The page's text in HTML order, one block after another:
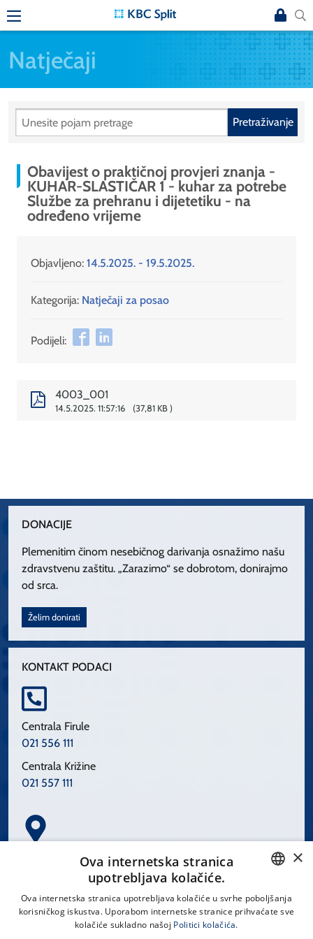
Natječaji
Pretraživanje
Obavijest o praktičnoj provjeri znanja -
KUHAR-SLASTIČAR 1 - kuhar za potrebe
Službe za prehranu i dijetetiku - na
određeno vrijeme
Objavljeno: 14.5.2025. - 19.5.2025.
Kategorija: Natječaji za posao
Podijeli:
4003_001
14.5.2025. 11:57:16 37,81 KB
DONACIJE
Plemenitim činom nesebičnog darivanja osnažimo našu
zdravstvenu zaštitu. „Zarazimo“ se dobrotom, donirajmo
od srca.
Želim donirati
KONTAKT PODACI
Centrala Firule
021 556 111
Centrala Križine
021 557 111
Spinčićeva 1, 21000 Split
CROATIAN
×
Ova internetska stranica
upotrebljava kolačiće.
Ova internetska stranica upotrebljava kolačiće u svrhe poboljšanja
korisničkog iskustva. Uporabom internetske stranice prihvaćate sve
kolačiće sukladno našoj Politici kolačića.